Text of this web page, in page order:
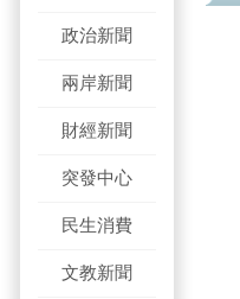
政治新聞
兩岸新聞
財經新聞
突發中心
民生消費
文教新聞